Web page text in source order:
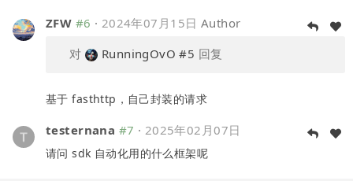
ZFW #6 · 2024年07月15日 Author
对
RunningOvO #5 回复
基于 fasthttp，自己封装的请求
testernana #7 · 2025年02月07日
请问 sdk 自动化用的什么框架呢